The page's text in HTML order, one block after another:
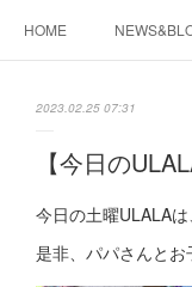
HOME
2023.02.25 07:31
【今日の
今日の土曜ULALA
是非、パパさんとお